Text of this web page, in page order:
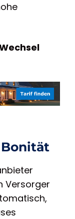
Versorger